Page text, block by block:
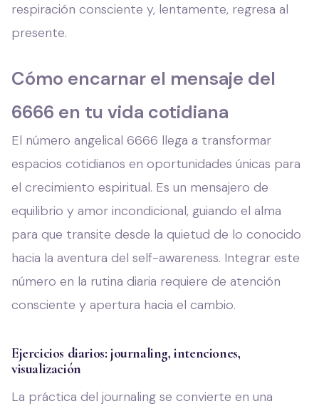
respiración consciente y, lentamente, regresa al
presente.
Cómo encarnar el mensaje del
6666 en tu vida cotidiana
El número angelical 6666 llega a transformar
espacios cotidianos en oportunidades únicas para
el crecimiento espiritual. Es un mensajero de
equilibrio y amor incondicional, guiando el alma
para que transite desde la quietud de lo conocido
hacia la aventura del self-awareness. Integrar este
número en la rutina diaria requiere de atención
consciente y apertura hacia el cambio.
Ejercicios diarios: journaling, intenciones,
visualización
La práctica del journaling se convierte en una